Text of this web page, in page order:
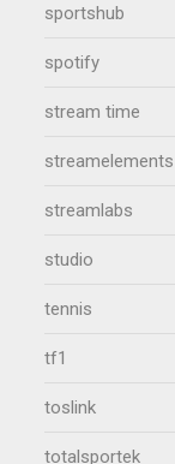
sportshub
spotify
stream time
streamelements
streamlabs
studio
tennis
tf1
toslink
totalsportek